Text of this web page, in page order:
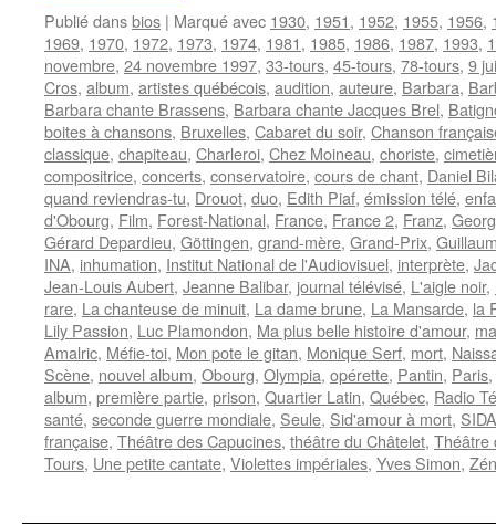
Publié dansbios | Marqué avec 1930, 1951, 1952, 1955, 1956,
1969, 1970, 1972, 1973, 1974, 1981, 1985, 1986, 1987, 1993,
novembre, 24 novembre 1997, 33-tours, 45-tours, 78-tours, 9
Cros, album, artistes québécois, audition, auteure, Barbara,
Barbara chante Brassens, Barbara chante Jacques Brel,
boites à chansons, Bruxelles, Cabaret du soir, Chanson
classique, chapiteau, Charleroi, Chez Moineau, choriste,
compositrice, concerts, conservatoire, cours de chant, Daniel
quand reviendras-tu, Drouot, duo, Edith Piaf, émission télé,
d'Obourg, Film, Forest-National, France, France 2, Franz,
Gérard Depardieu, Göttingen, grand-mère, Grand-Prix,
INA, inhumation, Institut National de l'Audiovisuel, interprète,
Jean-Louis Aubert, Jeanne Balibar, journal télévisé, L'aigle noir,
rare, La chanteuse de minuit, La dame brune, La Mansarde, la
Lily Passion, Luc Plamondon, Ma plus belle histoire d'amour,
Amalric, Méfie-toi, Mon pote le gitan, Monique Serf, mort,
Scène, nouvel album, Obourg, Olympia, opérette, Pantin, Paris,
album, première partie, prison, Quartier Latin, Québec, Radio
santé, seconde guerre mondiale, Seule, Sid'amour à mort, SIDA
française, Théâtre des Capucines, théâtre du Châtelet, Théâtre
Tours, Une petite cantate, Violettes impériales, Yves Simon,